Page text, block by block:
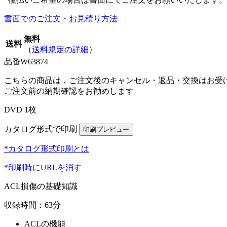
書面でのご注文・お見積り方法
送料
無料
（送料規定の詳細）
品番W63874
こちらの商品は，ご注文後のキャンセル・返品・交換はお受
ご注文前の納期確認をお勧めします
DVD 1枚
カタログ形式で印刷
*カタログ形式印刷とは
*印刷時にURLを消す
ACL損傷の基礎知識
収録時間：63分
ACLの機能